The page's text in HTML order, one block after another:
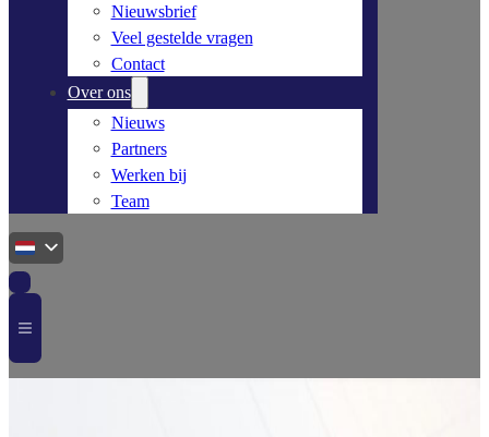
Nieuwsbrief
Veel gestelde vragen
Contact
Over ons
Nieuws
Partners
Werken bij
Team